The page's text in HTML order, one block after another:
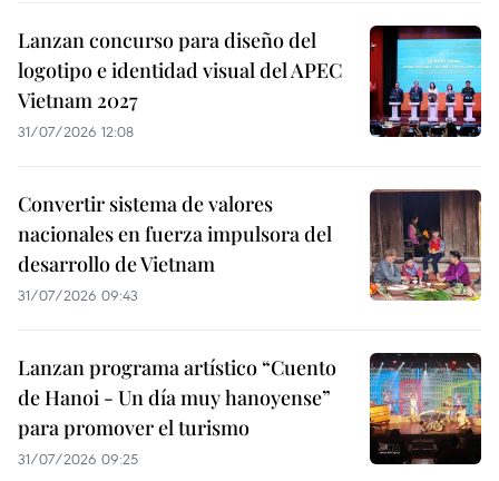
Lanzan concurso para diseño del
logotipo e identidad visual del APEC
Vietnam 2027
31/07/2026 12:08
Convertir sistema de valores
nacionales en fuerza impulsora del
desarrollo de Vietnam
31/07/2026 09:43
Lanzan programa artístico “Cuento
de Hanoi - Un día muy hanoyense”
para promover el turismo
31/07/2026 09:25